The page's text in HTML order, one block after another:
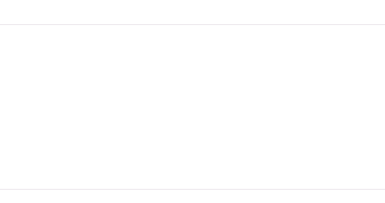
漢族，湖北潛江市人，九三學社社員，經濟學博士，